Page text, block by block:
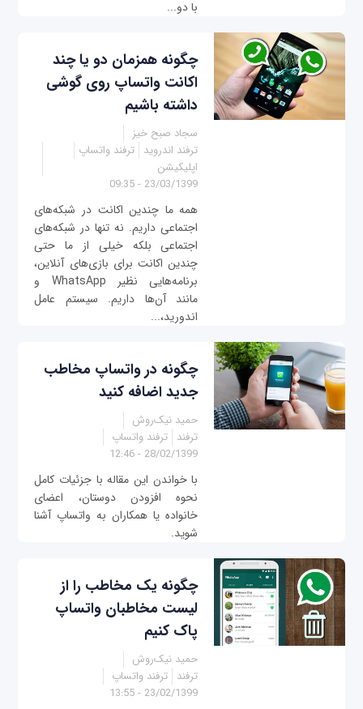
با دو...
چگونه همزمان دو یا چند
اکانت واتساپ روی گوشی
داشته باشیم
سجاد صبح خیز
ترفند اندروید ترفند واتساپ
اپلیکیشن
23/03/1399 - 09:35
همه ما چندین اکانت در شبکه‌های
اجتماعی داریم. نه تنها در شبکه‌های
اجتماعی بلکه خیلی از ما حتی
چندین اکانت برای بازی‌های آنلاین،
برنامه‌هایی نظیر WhatsApp و
مانند آن‌ها داریم. سیستم عامل
اندورید،...
چگونه در واتساپ مخاطب
جدید اضافه کنید
حمید نیک‌روش
ترفند ترفند واتساپ
28/02/1399 - 12:46
با خواندن این مقاله با جزئیات کامل
نحوه افزودن دوستان، اعضای
خانواده یا همکاران به واتساپ آشنا
شوید.
چگونه یک مخاطب را از
لیست مخاطبان واتساپ
پاک کنیم
حمید نیک‌روش
ترفند ترفند واتساپ
23/02/1399 - 13:55